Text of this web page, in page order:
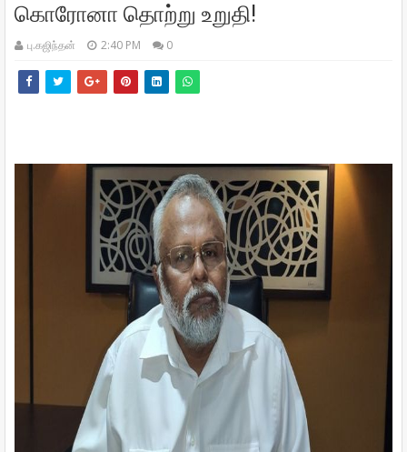
கொரோனா தொற்று உறுதி!
பு.கஜிந்தன் 2:40 PM 0